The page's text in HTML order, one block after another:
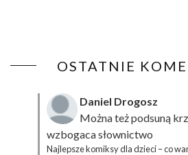
OSTATNIE
Daniel Drogosz
Można też podsuną
wzbogaca słownictwo
Najlepsze komiksy dla dzieci – co